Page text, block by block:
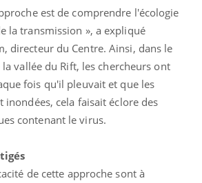
est de comprendre l'écologie
la transmission », a expliqué
directeur du Centre. Ainsi, dans le
vallée du Rift, les chercheurs ont
fois qu'il pleuvait et que les
inondées, cela faisait éclore des
contenant le virus.
de cette approche sont à